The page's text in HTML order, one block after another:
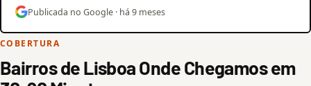
Publicada no Google · há 9 meses
COBERTURA
Bairros de Lisboa Onde Chegamos em